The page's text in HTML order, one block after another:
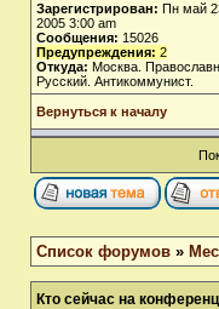
Зарегистрирован: Пн май
2005 3:00 am
Сообщения: 15026
Предупреждения: 2
Откуда: Москва.
Русский. Антикоммунист.
Вернуться к началу
Список форумов »
Кто сейчас на